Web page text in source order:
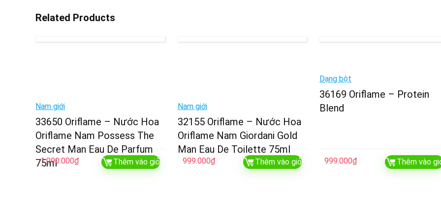
Related Products
Nam giới
33650 Oriflame – Nước Hoa
Oriflame Nam Possess The
Secret Man Eau De Parfum
75ml
1.090.000₫ Thêm vào giỏ
Nam giới
32155 Oriflame – Nước Hoa
Oriflame Nam Giordani Gold
Man Eau De Toilette 75ml
999.000₫ Thêm vào giỏ
Dạng bột
36169 Oriflame – Protein
Blend
999.000₫ Thêm vào